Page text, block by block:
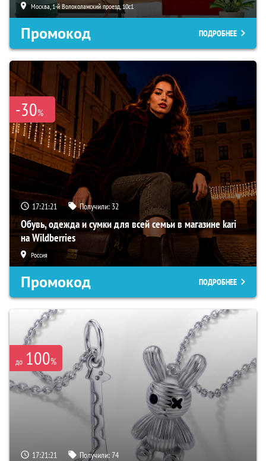
Москва, 1-й Волоколамский проезд, 10с1
Промокод ПОДРОБНЕЕ
-30%
17:21:20 Получили: 32
Обувь, одежда и сумки для всей семьи в магазине kari
на Wildberries
Россия
Промокод ПОДРОБНЕЕ
до 100%
17:21:20 Получили:74